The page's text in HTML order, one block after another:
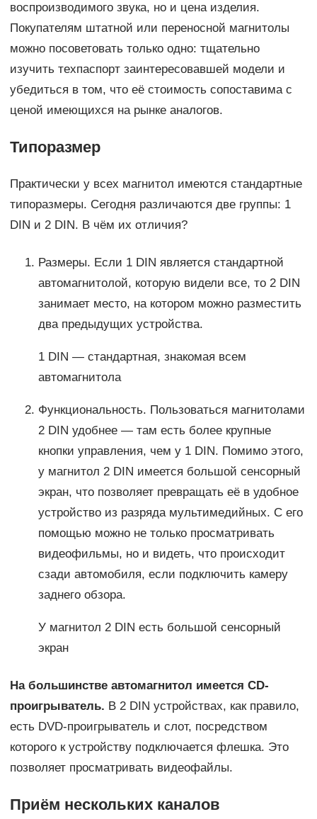
воспроизводимого звука, но и цена изделия.
Покупателям штатной или переносной магнитолы
можно посоветовать только одно: тщательно
изучить техпаспорт заинтересовавшей модели и
убедиться в том, что её стоимость сопоставима с
ценой имеющихся на рынке аналогов.
Типоразмер
Практически у всех магнитол имеются стандартные
типоразмеры. Сегодня различаются две группы: 1
DIN и 2 DIN. В чём их отличия?
Размеры. Если 1 DIN является стандартной
автомагнитолой, которую видели все, то 2 DIN
занимает место, на котором можно разместить
два предыдущих устройства.
1 DIN — стандартная, знакомая всем
автомагнитола
Функциональность. Пользоваться магнитолами
2 DIN удобнее — там есть более крупные
кнопки управления, чем у 1 DIN. Помимо этого,
у магнитол 2 DIN имеется большой сенсорный
экран, что позволяет превращать её в удобное
устройство из разряда мультимедийных. С его
помощью можно не только просматривать
видеофильмы, но и видеть, что происходит
сзади автомобиля, если подключить камеру
заднего обзора.
У магнитол 2 DIN есть большой сенсорный
экран
На большинстве автомагнитол имеется CD-
проигрыватель. В 2 DIN устройствах, как правило,
есть DVD-проигрыватель и слот, посредством
которого к устройству подключается флешка. Это
позволяет просматривать видеофайлы.
Приём нескольких каналов